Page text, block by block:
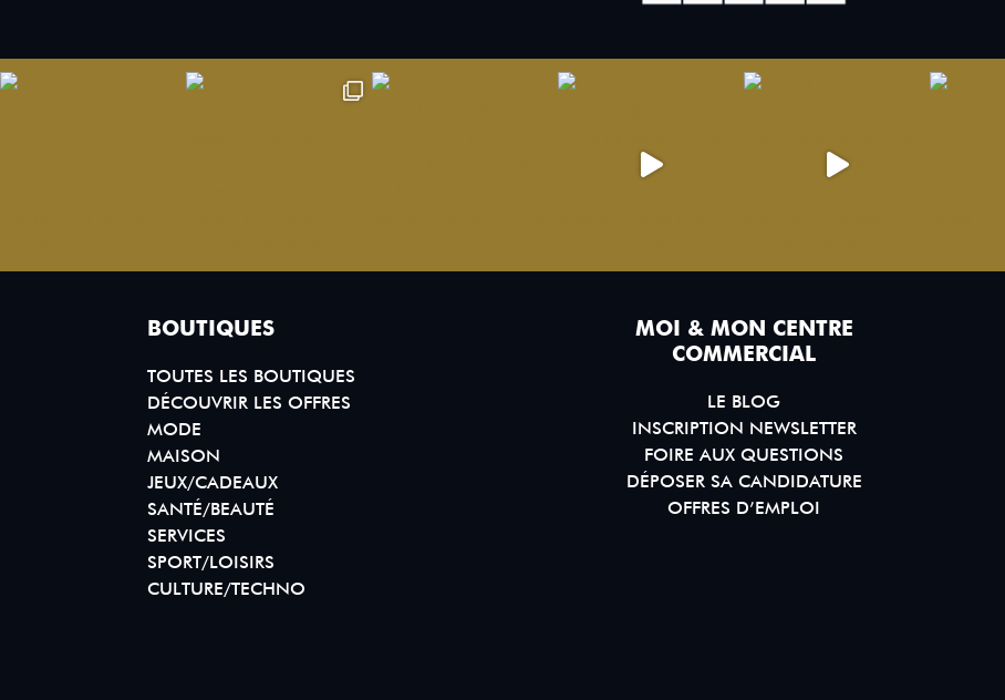
BOUTIQUES
TOUTES LES BOUTIQUES
DÉCOUVRIR LES OFFRES
MODE
MAISON
JEUX/CADEAUX
SANTÉ/BEAUTÉ
SERVICES
SPORT/LOISIRS
CULTURE/TECHNO
MOI & MON CENTRE
COMMERCIAL
LE BLOG
INSCRIPTION NEWSLETTER
FOIRE AUX QUESTIONS
DÉPOSER SA CANDIDATURE
OFFRES D’EMPLOI